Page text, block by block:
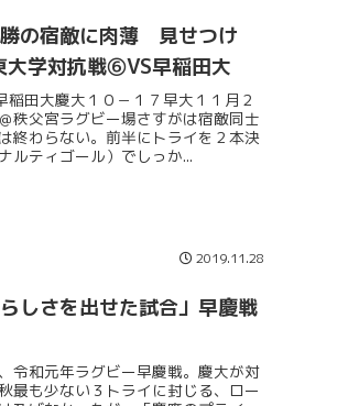
勝の宿敵に肉薄 見せつけ
大学対抗戦⑥VS早稲田大
田大慶大１０－１７早大１１月２
秩父宮ラグビー場さすがは宿敵同士
終わらない。前半にトライを２本決
ルティゴール）でしっか...
2019.11.28
しさを出せた試合」早慶戦
令和元年ラグビー早慶戦。慶大が対
最も少ない３トライに封じる、ロー